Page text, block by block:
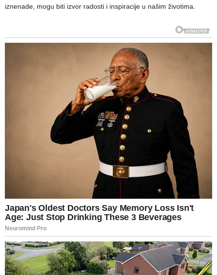
iznenade, mogu biti izvor radosti i inspiracije u našim životima.